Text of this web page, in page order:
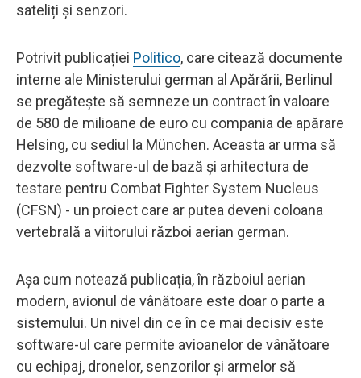
sateliți și senzori.
Potrivit publicației Politico, care citează documente
interne ale Ministerului german al Apărării, Berlinul
se pregătește să semneze un contract în valoare
de 580 de milioane de euro cu compania de apărare
Helsing, cu sediul la München. Aceasta ar urma să
dezvolte software-ul de bază și arhitectura de
testare pentru Combat Fighter System Nucleus
(CFSN) - un proiect care ar putea deveni coloana
vertebrală a viitorului război aerian german.
Așa cum notează publicația, în războiul aerian
modern, avionul de vânătoare este doar o parte a
sistemului. Un nivel din ce în ce mai decisiv este
software-ul care permite avioanelor de vânătoare
cu echipaj, dronelor, senzorilor și armelor să